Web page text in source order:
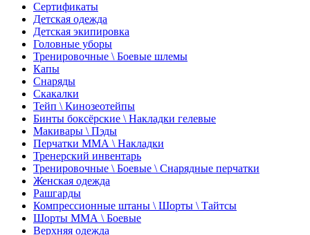
Сертификаты
Детская одежда
Детская экипировка
Головные уборы
Тренировочные \ Боевые шлемы
Капы
Снаряды
Скакалки
Тейп \ Кинозеотейпы
Бинты боксёрские \ Накладки гелевые
Макивары \ Пэды
Перчатки ММА \ Накладки
Тренерский инвентарь
Тренировочные \ Боевые \ Снарядные перчатки
Женская одежда
Рашгарды
Компрессионные штаны \ Шорты \ Тайтсы
Шорты ММА \ Боевые
Верхняя одежда